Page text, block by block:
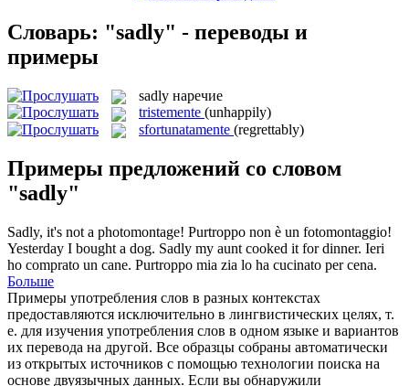
Словарь: "sadly" - переводы и
примеры
sadly наречие
tristemente (unhappily)
sfortunatamente (regrettably)
Примеры предложений со словом
"sadly"
Sadly, it's not a photomontage! Purtroppo non è un fotomontaggio!
Yesterday I bought a dog. Sadly my aunt cooked it for dinner. Ieri
ho comprato un cane. Purtroppo mia zia lo ha cucinato per cena.
Больше
Примеры употребления слов в разных контекстах
предоставляются исключительно в лингвистических целях, т.
е. для изучения употребления слов в одном языке и вариантов
их перевода на другой. Все образцы собраны автоматически
из открытых источников с помощью технологии поиска на
основе двуязычных данных. Если вы обнаружили